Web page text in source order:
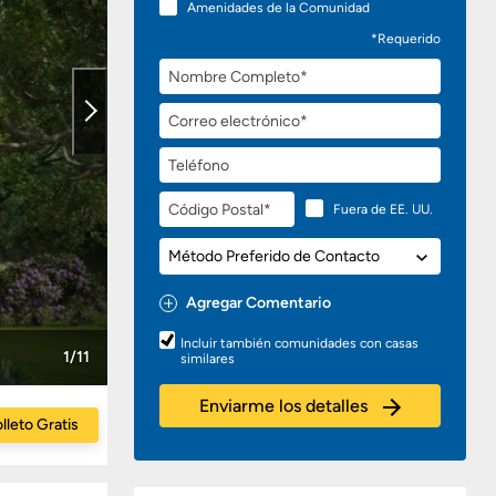
Amenidades de la Comunidad
*Requerido
Nombre
Completo
Correo
electrónico
Teléfono
Código
Postal
Fuera de EE. UU.
Método
Preferido
de
Contacto
Agregar Comentario
Preguntas
o
Comentarios
Incluir también comunidades con casas
similares
Enviarme los detalles
1/11
Gratis